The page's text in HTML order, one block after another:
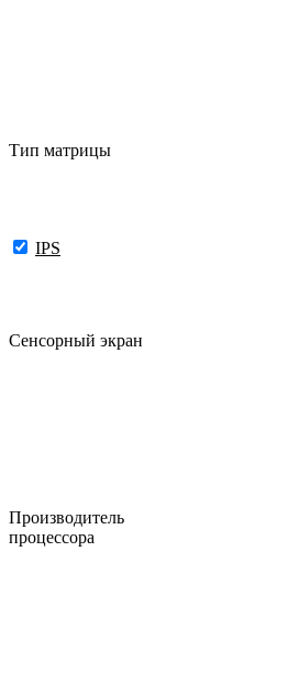
Тип матрицы
IPS
Сенсорный экран
Производитель
процессора